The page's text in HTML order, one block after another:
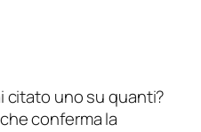
citato uno su quanti?
conferma la